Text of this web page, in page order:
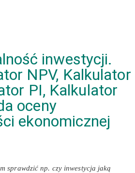
inwestycji.
NPV, Kalkulator
PI, Kalkulator
oceny
ekonomicznej
sprawdzić np. czy inwestycja jaką